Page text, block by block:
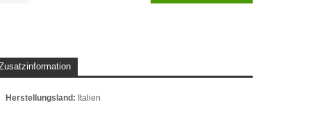
Herstellungsland: Italien